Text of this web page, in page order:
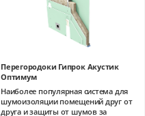
Перегородоки Гипрок Акустик
Оптимум
Наиболее популярная система для
шумоизоляции помещений друг от
друга и защиты от шумов за